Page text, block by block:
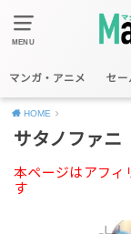
MENU
マンガ・アニメ セー
HOME
サタノファニ
本ページはアフィ
す